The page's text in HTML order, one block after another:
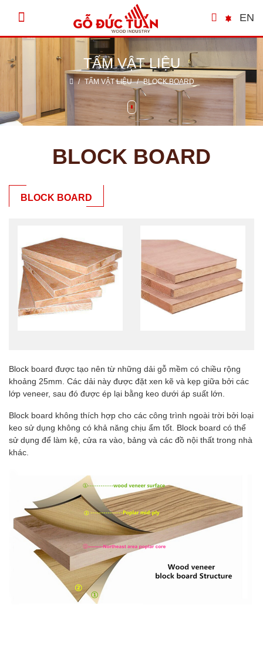
EN
TẤM VẬT LIỆU
/ TẤM VẬT LIỆU / BLOCK BOARD
BLOCK BOARD
BLOCK BOARD
Block board được tạo nên từ những dải gỗ mềm có chiều rộng
khoảng 25mm. Các dải này được đặt xen kẽ và kẹp giữa bởi các
lớp veneer, sau đó được ép lại bằng keo dưới áp suất lớn.
Block board không thích hợp cho các công trình ngoài trời bởi loại
keo sử dụng không có khả năng chịu ẩm tốt. Block board có thể
sử dụng để làm kệ, cửa ra vào, bảng và các đồ nội thất trong nhà
khác.